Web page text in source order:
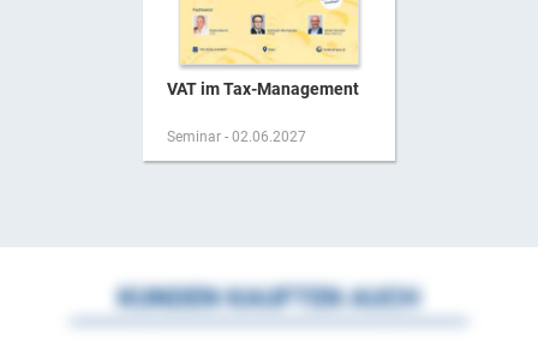
VAT im Tax-Management
Seminar - 02.06.2027
KUNDEN KAUFTEN AUCH